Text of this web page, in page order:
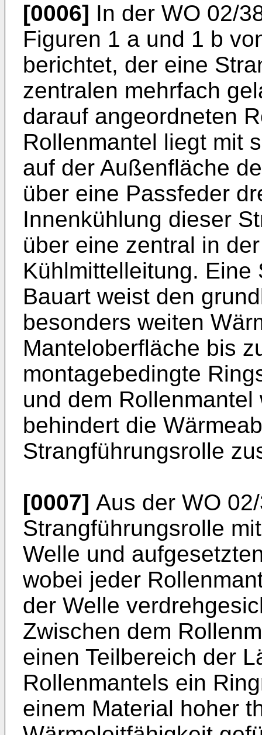
[0006] In der WO 02/
Figuren 1 a und 1 b
berichtet, der eine
zentralen mehrfach
darauf angeordneten
Rollenmantel liegt mit
auf der Außenfläche
über eine Passfeder
Innenkühlung dieser
über eine zentral in
Kühlmittelleitung.
Bauart weist den
besonders weiten
Manteloberfläche bis
montagebedingte
und dem
behindert die
Strangführungsrolle
[0007] Aus der WO
Strangführungsrolle
Welle und
wobei jeder
der Welle
Zwischen dem
einen Teilbereich der
Rollenmantels ein
einem Material hoher